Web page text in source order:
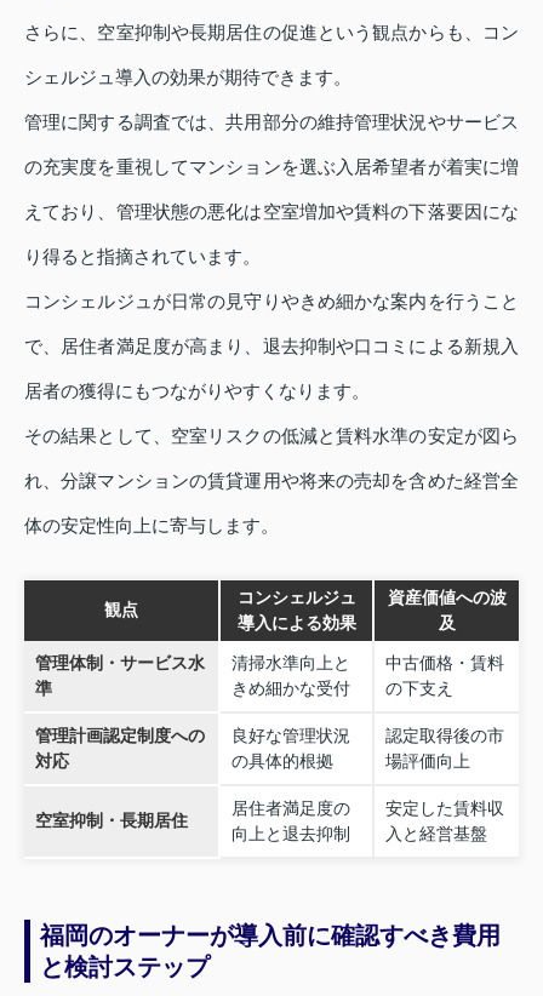
さらに、空室抑制や長期居住の促進という観点からも、コン
シェルジュ導入の効果が期待できます。
管理に関する調査では、共用部分の維持管理状況やサービス
の充実度を重視してマンションを選ぶ入居希望者が着実に増
えており、管理状態の悪化は空室増加や賃料の下落要因にな
り得ると指摘されています。
コンシェルジュが日常の見守りやきめ細かな案内を行うこと
で、居住者満足度が高まり、退去抑制や口コミによる新規入
居者の獲得にもつながりやすくなります。
その結果として、空室リスクの低減と賃料水準の安定が図ら
れ、分譲マンションの賃貸運用や将来の売却を含めた経営全
体の安定性向上に寄与します。
観点
コンシェルジュ
導入による効果
資産価値への波
及
管理体制・サービス水
準
清掃水準向上と
きめ細かな受付
中古価格・賃料
の下支え
管理計画認定制度への
対応
良好な管理状況
の具体的根拠
認定取得後の市
場評価向上
空室抑制・長期居住
居住者満足度の
向上と退去抑制
安定した賃料収
入と経営基盤
福岡のオーナーが導入前に確認すべき費用
と検討ステップ